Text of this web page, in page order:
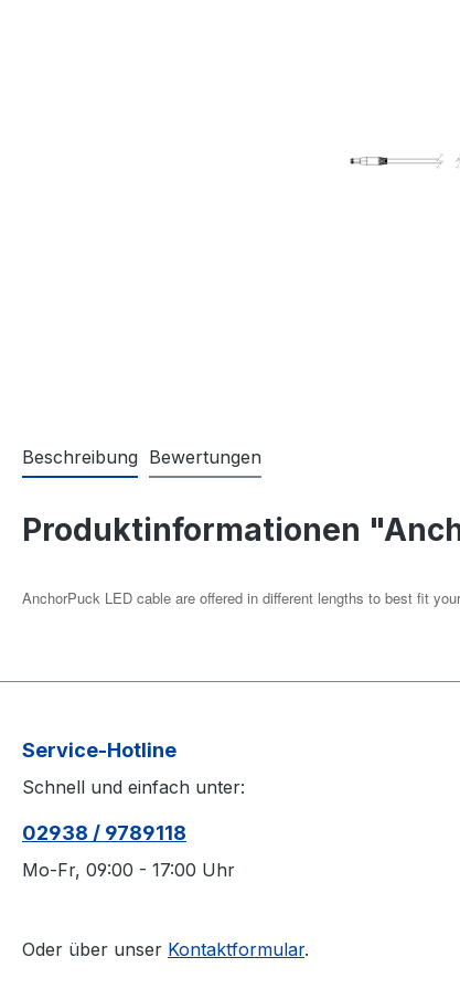
Beschreibung Bewertungen
Produktinformationen
AnchorPuck LED cable are offered in different lengths to best fit
Service-Hotline
Schnell und einfach unter:
02938 / 9789118
Mo-Fr, 09:00 - 17:00 Uhr
Oder über unser Kontaktformular.